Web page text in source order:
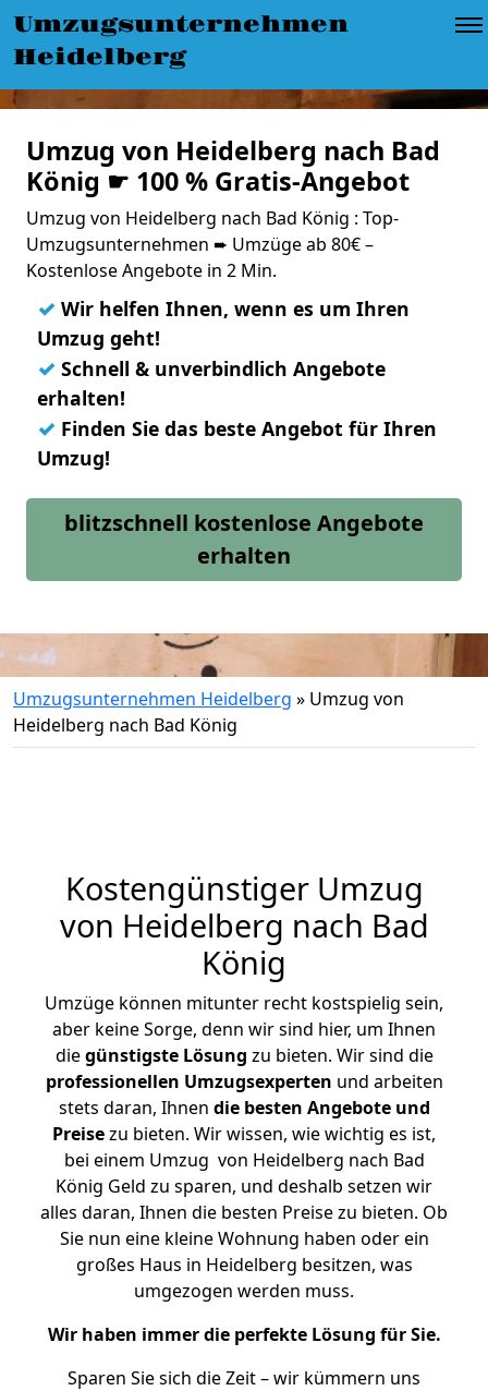
Umzugsunternehmen
Heidelberg
Umzug von Heidelberg nach Bad
König ☛ 100 % Gratis-Angebot
Umzug von Heidelberg nach Bad König : Top-
Umzugsunternehmen ➨ Umzüge ab 80€ –
Kostenlose Angebote in 2 Min.
✓ Wir helfen Ihnen, wenn es um Ihren
Umzug geht!
✓ Schnell & unverbindlich Angebote
erhalten!
✓ Finden Sie das beste Angebot für Ihren
Umzug!
blitzschnell kostenlose Angebote
erhalten
Umzugsunternehmen Heidelberg » Umzug von
Heidelberg nach Bad König
Kostengünstiger Umzug
von Heidelberg nach Bad
König
Umzüge können mitunter recht kostspielig sein,
aber keine Sorge, denn wir sind hier, um Ihnen
diegünstigste Lösung zu bieten. Wir sind die
professionellen Umzugsexperten und arbeiten
stets daran, Ihnen die besten Angebote und
Preisezu bieten. Wir wissen, wie wichtig es ist,
bei einem Umzug von Heidelberg nach Bad
König Geld zu sparen, und deshalb setzen wir
alles daran, Ihnen die besten Preise zu bieten. Ob
Sie nun eine kleine Wohnung haben oder ein
großes Haus in Heidelberg besitzen, was
umgezogen werden muss.
Wir haben immer die perfekte Lösung für Sie.
Sparen Sie sich die Zeit – wir kümmern uns